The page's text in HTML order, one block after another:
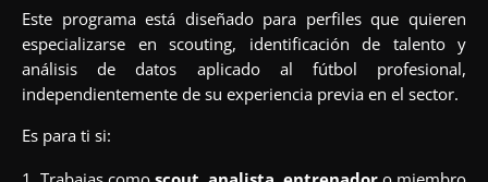
Este programa está diseñado para perfiles que quieren
especializarse en scouting, identificación de talento y
análisis de datos aplicado al fútbol profesional,
independientemente de su experiencia previa en el sector.
Es para ti si: